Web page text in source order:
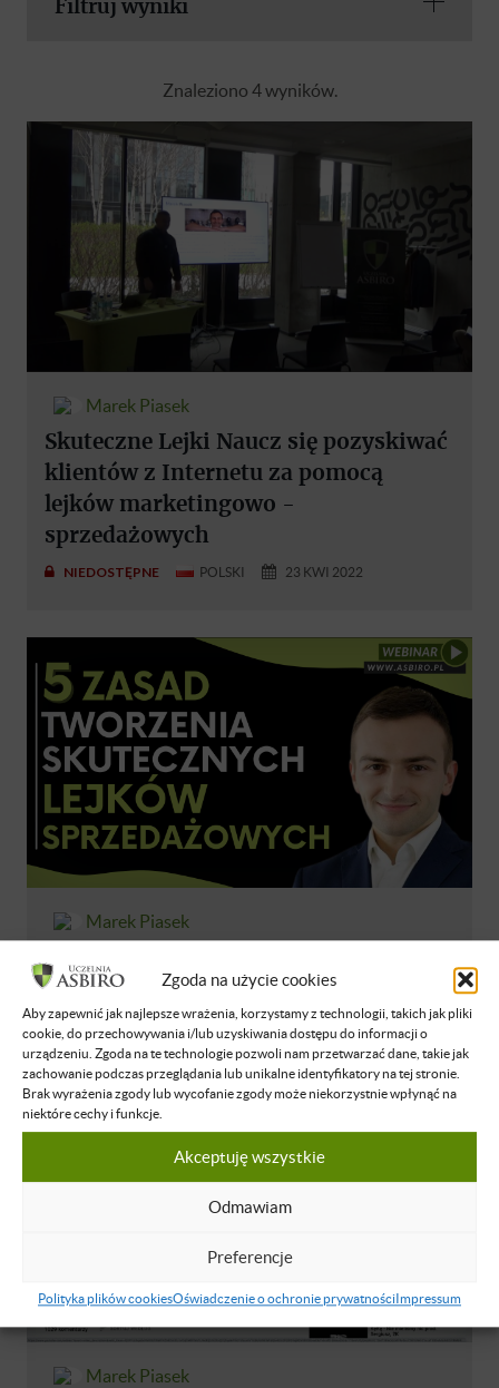
Zgoda na użycie cookies
Aby zapewnić jak najlepsze wrażenia, korzystamy z technologii, takich jak pliki
cookie, do przechowywania i/lub uzyskiwania dostępu do informacji o
urządzeniu. Zgoda na te technologie pozwoli nam przetwarzać dane, takie jak
zachowanie podczas przeglądania lub unikalne identyfikatory na tej stronie.
Brak wyrażenia zgody lub wycofanie zgody może niekorzystnie wpłynąć na
niektóre cechy i funkcje.
Akceptuję wszystkie
Odmawiam
Preferencje
Polityka plików cookiesOświadczenie o ochronie prywatnościImpressum
Filtruj wyniki
Znaleziono 4 wyników.
Marek Piasek
Skuteczne Lejki Naucz się pozyskiwać
klientów z Internetu za pomocą
lejków marketingowo -
sprzedażowych
NIEDOSTĘPNE POLSKI 23 KWI 2022
Marek Piasek
5 zasad tworzenia skutecznych lejków
sprzedażowych
NIEDOSTĘPNE POLSKI 12 MAJ 2021
Marek Piasek